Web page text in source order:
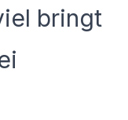
bringt